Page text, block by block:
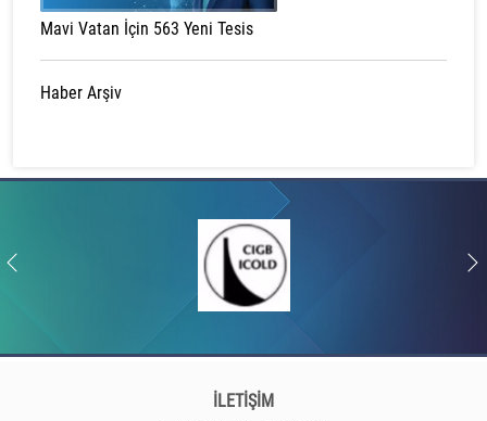
Mavi Vatan İçin 563 Yeni Tesis
Haber Arşiv
İLETİŞİM